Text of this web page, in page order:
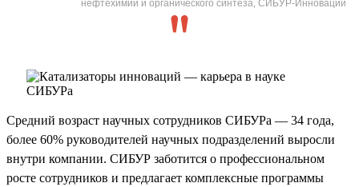
нефтехимии и органического синтеза, СИБУР-Инновации
Средний возраст научных сотрудников СИБУРа — 34 года,
более 60% руководителей научных подразделений выросли
внутри компании. СИБУР заботится о профессиональном
росте сотрудников и предлагает комплексные программы